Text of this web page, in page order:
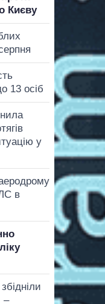
Києву
13 осіб
у
в
–